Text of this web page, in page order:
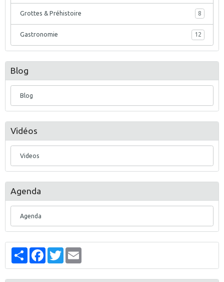
Grottes & Préhistoire 8
Gastronomie 12
Blog
Blog
Vidéos
Videos
Agenda
Agenda
PartagerFacebookTwitter